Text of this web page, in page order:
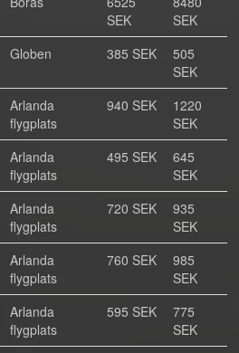
SEK
SEK
Globen 385 SEK
505
SEK
Arlanda
flygplats
940 SEK
1220
SEK
Arlanda
flygplats
495 SEK
645
SEK
Arlanda
flygplats
720 SEK
935
SEK
Arlanda
flygplats
760 SEK
985
SEK
Arlanda
flygplats
595 SEK
775
SEK